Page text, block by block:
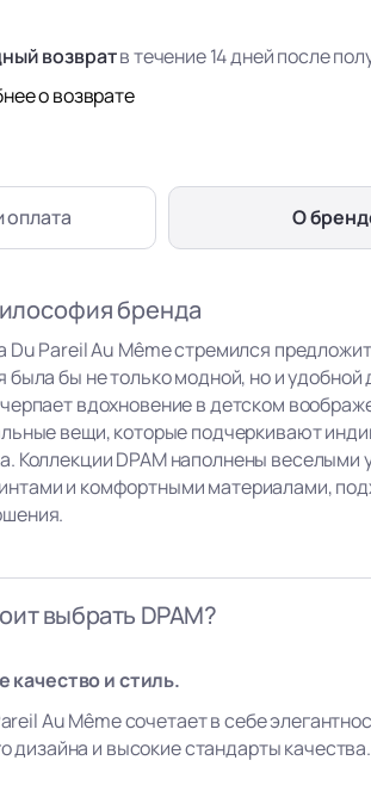
возвратв течение 14 дней после
о возврате
оплата О
бренда
Du Pareil Au Même стремился
была бы не только модной, но и удобной
вдохновение в детском
вещи, которые подчеркивают
Коллекции DPAM наполнены веселыми
и комфортными материалами,
выбрать DPAM?
качество и стиль.
Au Même сочетает в себе
дизайна и высокие стандарты качества.